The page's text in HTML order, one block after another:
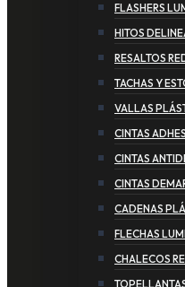
FLASHERS
HITOS
RESALTOS
TACHAS Y
VALLAS
CINTAS
CINTAS
CINTAS
CADENAS
FLECHAS
CHALECOS